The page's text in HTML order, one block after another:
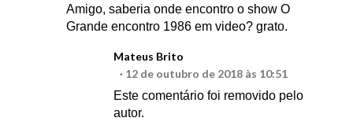
Amigo, saberia onde encontro o show O
Grande encontro 1986 em video? grato.
Mateus Brito
12 de outubro de 2018 às 10:51
Este comentário foi removido pelo
autor.